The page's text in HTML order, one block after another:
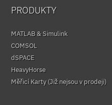
PRODUKTY
MATLAB & Simulink
COMSOL
dSPACE
HeavyHorse
Měřicí Karty (Již nejsou v prodeji)